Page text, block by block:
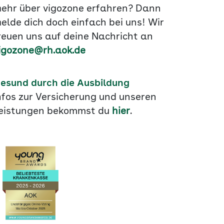
über vigozone erfahren? Dann
dich doch einfach bei uns! Wir
uns auf deine Nachricht an
durch die Ausbildung
zur Versicherung und unseren
bekommst du hier.